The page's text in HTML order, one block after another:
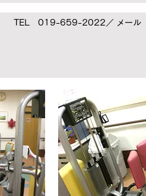
TEL 019-659-2022／ メール